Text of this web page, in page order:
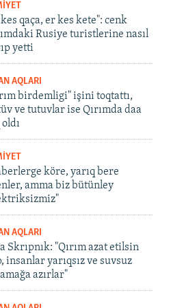
qaça, er kes kete": cenk
Rusiye turistlerine nasıl
yetti
AQLARI
birdemligi" işini toqtattı,
ve tutuvlar ise Qırımda daa
oldı
köre, yarıq bere
amma biz bütünley
AQLARI
Skrıpnık: "Qırım azat etilsin
insanlar yarıqsız ve suvsuz
azırlar"